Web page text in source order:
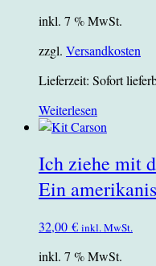
inkl. 7 % MwSt.
zzgl. Versandkosten
Lieferzeit: Sofort
Weiterlesen
Ich ziehe mit
Ein
32,00 € inkl. MwSt.
inkl. 7 % MwSt.